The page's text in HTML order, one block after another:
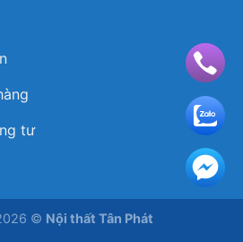
tư
© Nội thất Tân Phát